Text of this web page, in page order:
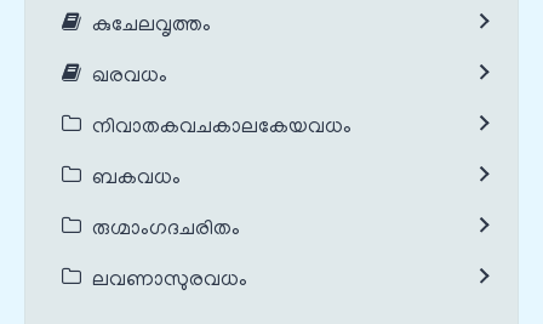
കുചേലവൃത്തം
ഖരവധം
നിവാതകവചകാലകേയവധം
ബകവധം
രുഗ്മാംഗദചരിതം
ലവണാസുരവധം